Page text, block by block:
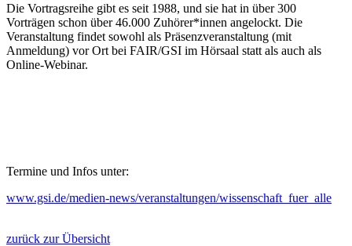
Die Vortragsreihe gibt es seit 1988, und sie hat in über 300
Vorträgen schon über 46.000 Zuhörer*innen angelockt. Die
Veranstaltung findet sowohl als Präsenzveranstaltung (mit
Anmeldung) vor Ort bei FAIR/GSI im Hörsaal statt als auch als
Online-Webinar.
Termine und Infos unter:
www.gsi.de/medien-news/veranstaltungen/wissenschaft_fuer_alle
zurück zur Übersicht